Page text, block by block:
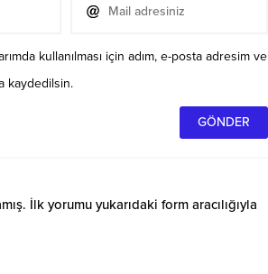
kullanılması için adım, e-posta adresim ve
kaydedilsin.
İlk yorumu yukarıdaki form aracılığıyla